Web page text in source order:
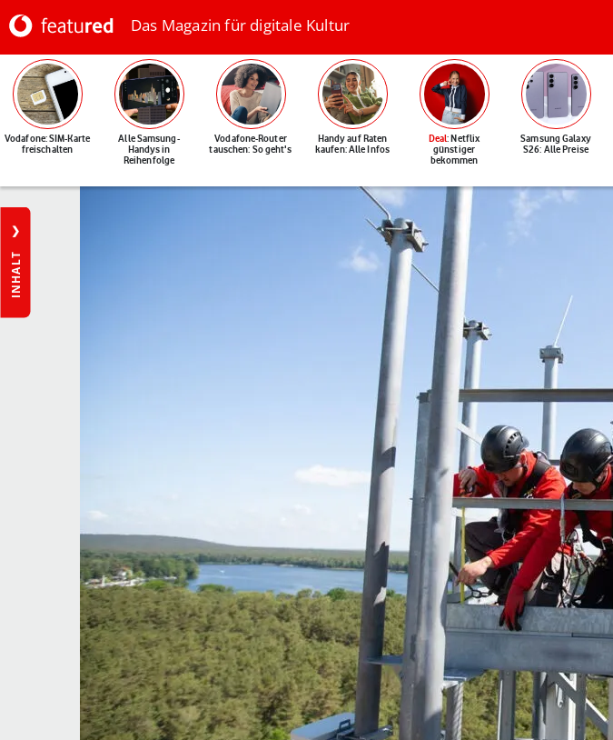
Das Magazin für digitale Kultur
Vodafone: SIM-Karte
freischalten
Alle Samsung-
Handys in
Reihenfolge
Vodafone-Router
tauschen: So geht's
Handy auf Raten
kaufen: Alle Infos
Deal: Netflix
günstiger
bekommen
Samsung Galaxy
S26: Alle Preise
INHALT